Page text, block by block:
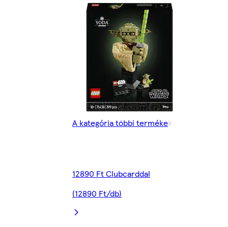
A kategória többi terméke
12890 Ft Clubcarddal
(12890 Ft/db)